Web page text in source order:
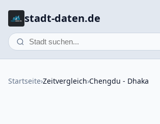
stadt-daten.de
Startseite›Zeitvergleich›Chengdu - Dhaka